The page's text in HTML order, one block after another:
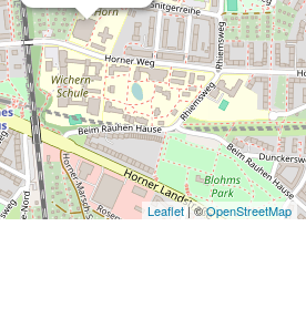
Leaflet| ©OpenStreetMap